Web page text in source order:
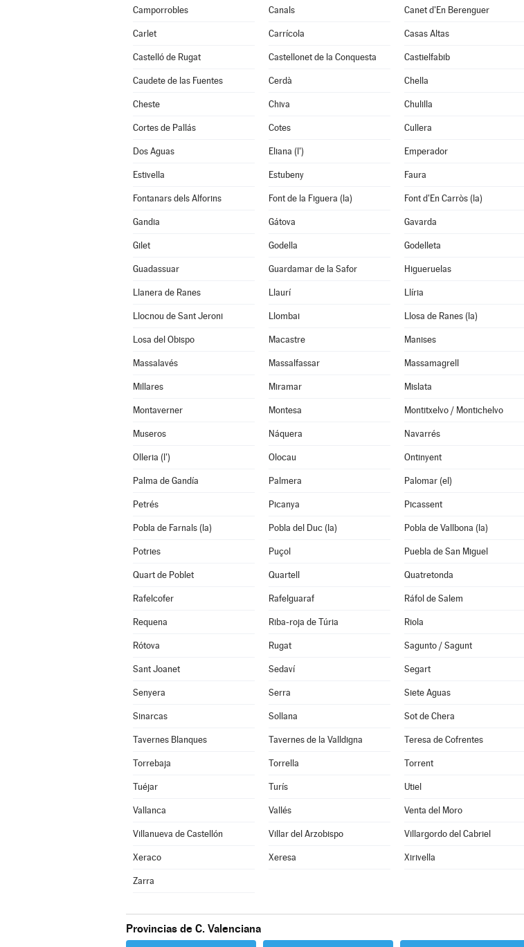
Camporrobles Canals Canet d'En Berenguer
Carlet Carrícola Casas Altas
Castelló de Rugat Castellonet de la Conquesta Castielfabib
Caudete de las Fuentes Cerdà Chella
Cheste Chiva Chulilla
Cortes de Pallás Cotes Cullera
Dos Aguas Eliana (l') Emperador
Estivella Estubeny Faura
Fontanars dels Alforins Font de la Figuera (la) Font d'En Carròs (la)
Gandia Gátova Gavarda
Gilet Godella Godelleta
Guadassuar Guardamar de la Safor Higueruelas
Llanera de Ranes Llaurí Llíria
Llocnou de Sant Jeroni Llombai Llosa de Ranes (la)
Losa del Obispo Macastre Manises
Massalavés Massalfassar Massamagrell
Millares Miramar Mislata
Montaverner Montesa Montitxelvo / Montichelvo
Museros Náquera Navarrés
Olleria (l') Olocau Ontinyent
Palma de Gandía Palmera Palomar (el)
Petrés Picanya Picassent
Pobla de Farnals (la) Pobla del Duc (la) Pobla de Vallbona (la)
Potries Puçol Puebla de San Miguel
Quart de Poblet Quartell Quatretonda
Rafelcofer Rafelguaraf Ráfol de Salem
Requena Riba-roja de Túria Riola
Rótova Rugat Sagunto / Sagunt
Sant Joanet Sedaví Segart
Senyera Serra Siete Aguas
Sinarcas Sollana Sot de Chera
Tavernes Blanques Tavernes de la Valldigna Teresa de Cofrentes
Torrebaja Torrella Torrent
Tuéjar Turís Utiel
Vallanca Vallés Venta del Moro
Villanueva de Castellón Villar del Arzobispo Villargordo del Cabriel
Xeraco Xeresa Xirivella
Zarra
Provincias de C. Valenciana